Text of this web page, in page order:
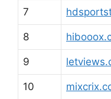
7
8
9
10